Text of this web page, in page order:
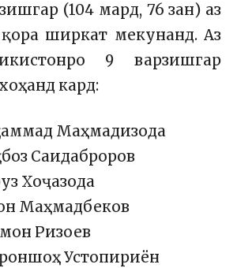
(104 мард, 76 зан) аз
ширкат мекунанд. Аз
9 варзишгар
кард:
Маҳмадизода
Саидаброров
Хоҷазода
Маҳмадбеков
Ризоев
Устопириён